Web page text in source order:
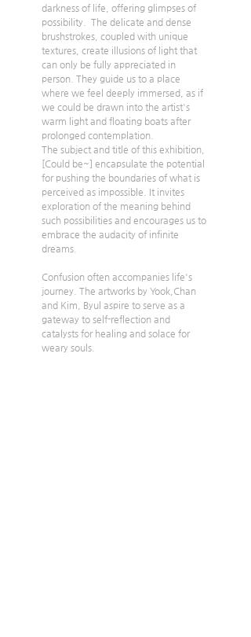
darkness of life, offering glimpses of
possibility.  The delicate and dense
brushstrokes, coupled with unique
textures, create illusions of light that
can only be fully appreciated in
person. They guide us to a place
where we feel deeply immersed, as if
we could be drawn into the artist's
warm light and floating boats after
prolonged contemplation.
The subject and title of this exhibition,
[Could be~] encapsulate the potential
for pushing the boundaries of what is
perceived as impossible. It invites
exploration of the meaning behind
such possibilities and encourages us to
embrace the audacity of infinite
dreams.
Confusion often accompanies life's
journey. The artworks by Yook,Chan
and Kim, Byul aspire to serve as a
gateway to self-reflection and
catalysts for healing and solace for
weary souls.